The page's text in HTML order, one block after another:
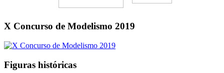
X Concurso de Modelismo 2019
Figuras históricas